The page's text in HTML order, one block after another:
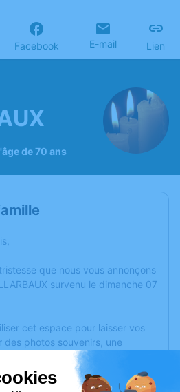
Facebook E-mail Lien
de 70 ans
que nous vous annonçons
survenu le dimanche 07
cet espace pour laisser vos
photos souvenirs, une
pensées à travers des poèmes
est un lieu d'expression dédié à
MAILLARBAUX.